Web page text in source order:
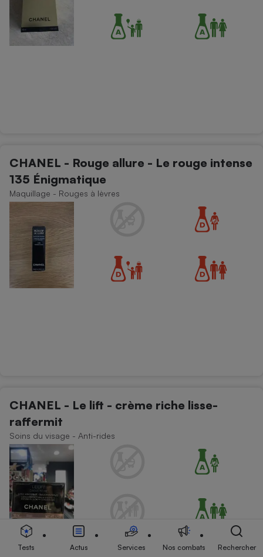
CHANEL - Rouge allure - Le rouge intense
135 Énigmatique
Maquillage - Rouges à lèvres
CHANEL - Le lift - crème riche lisse-
raffermit
Soins du visage - Anti-rides
Tests Actus Services Nos combats Rechercher